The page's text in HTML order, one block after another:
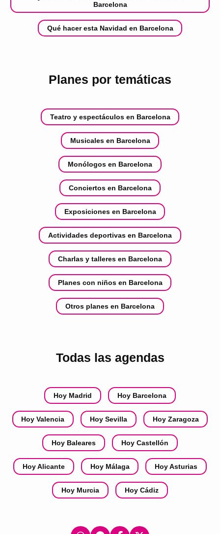
Barcelona
Qué hacer esta Navidad en Barcelona
Planes por temáticas
Teatro y espectáculos en Barcelona
Musicales en Barcelona
Monólogos en Barcelona
Conciertos en Barcelona
Exposiciones en Barcelona
Actividades deportivas en Barcelona
Charlas y talleres en Barcelona
Planes con niños en Barcelona
Otros planes en Barcelona
Todas las agendas
Hoy Madrid Hoy Barcelona
Hoy Valencia Hoy Sevilla Hoy Zaragoza
Hoy Baleares Hoy Castellón
Hoy Alicante Hoy Málaga Hoy Asturias
Hoy Murcia Hoy Cádiz